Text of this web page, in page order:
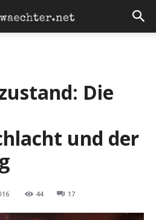
Die
und der
44 17